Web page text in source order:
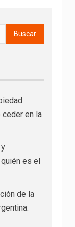
ceder en la
es el
de la